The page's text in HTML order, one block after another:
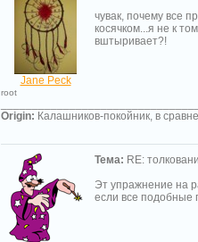
Jane Peck
root
чувак, почему все
косячком...я не к
вштыривает?!
Origin: Калашников-покойник, в
Тема: RE:
Эт упражнение на
если все подобные